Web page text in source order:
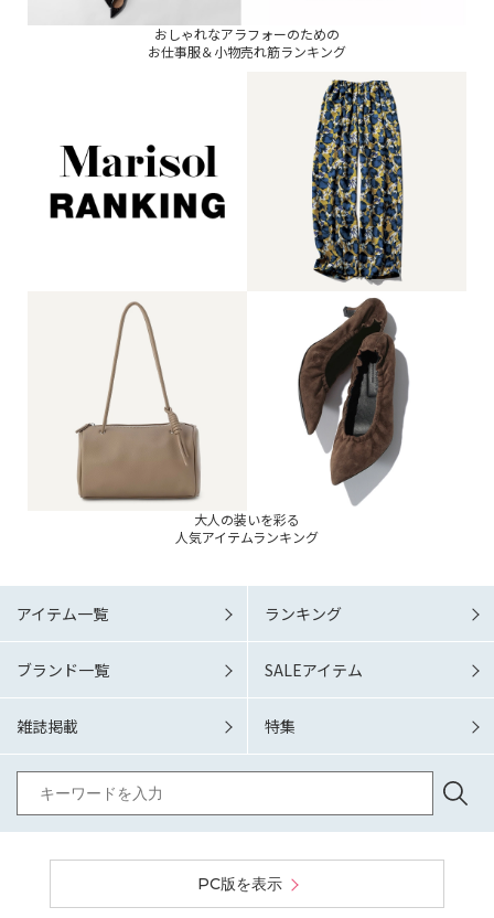
おしゃれなアラフォーのための
お仕事服＆小物売れ筋ランキング
大人の装いを彩る
人気アイテムランキング
アイテム一覧 ランキング
ブランド一覧 SALEアイテム
雑誌掲載 特集
PC版を表示